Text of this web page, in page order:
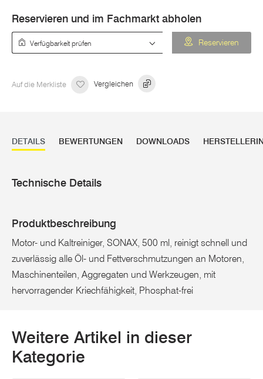
Reservieren und im Fachmarkt abholen
Reservieren
Auf die Merkliste Vergleichen
DETAILS BEWERTUNGEN DOWNLOADS
Technische Details
Produktbeschreibung
Motor- und Kaltreiniger, SONAX, 500 ml, reinigt schnell und
zuverlässig alle Öl- und Fettverschmutzungen an Motoren,
Maschinenteilen, Aggregaten und Werkzeugen, mit
hervorragender Kriechfähigkeit, Phosphat-frei
Weitere Artikel in dieser
Kategorie